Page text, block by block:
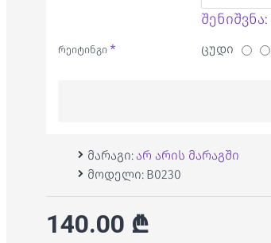
შენიშვნა:
რეიტინგი ცუდი
მარაგი: არ არის მარაგში
მოდელი: B0230
140.00 ₾